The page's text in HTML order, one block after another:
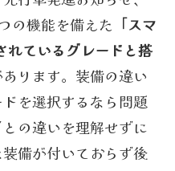
の機能を備えた 「スマ
ているグレードと搭
あります。装備の違い
を選択するなら問題
の違いを理解せずに
備が付いておらず後